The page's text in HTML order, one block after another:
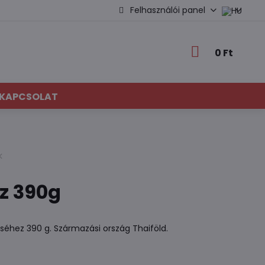
Felhasználói panel
0 Ft
390g
390 g. Származási ország Thaiföld.